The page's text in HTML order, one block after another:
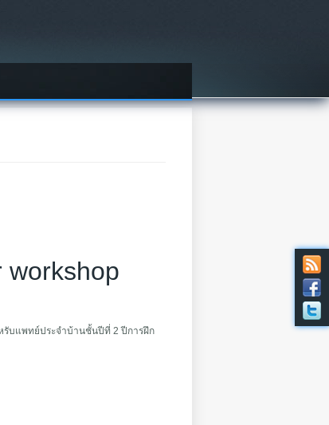
workshop
รับแพทย์ประจำบ้านชั้นปีที่ 2 ปีการฝึก